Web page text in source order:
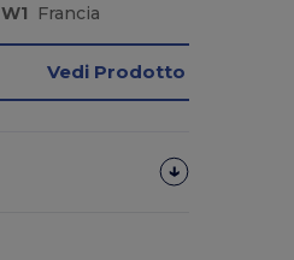
W1 Francia
Vedi Prodotto